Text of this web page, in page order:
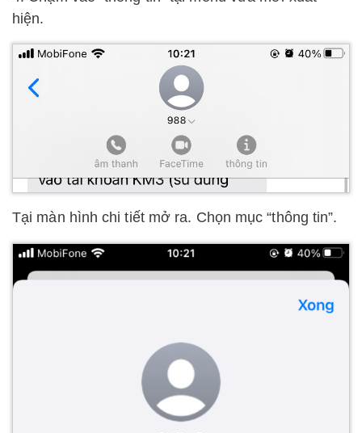
hiện.
Tại màn hình chi tiết mở ra. Chọn mục “thông tin”.